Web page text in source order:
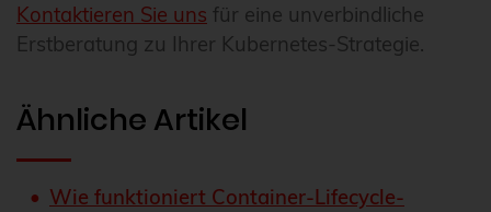
Kontaktieren Sie uns für eine unverbindliche
Erstberatung zu Ihrer Kubernetes-Strategie.
Ähnliche Artikel
Wie funktioniert Container-Lifecycle-